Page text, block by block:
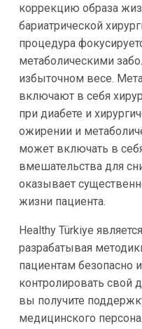
коррекцию образа
бариатрической
процедура
метаболическими
избыточном весе.
включают в себя
при диабете и
ожирении и
может включать в
вмешательства для
оказывает
жизни пациента.
Healthy Türkiye
разрабатывая
пациентам безопасно
контролировать свой
вы получите
медицинского